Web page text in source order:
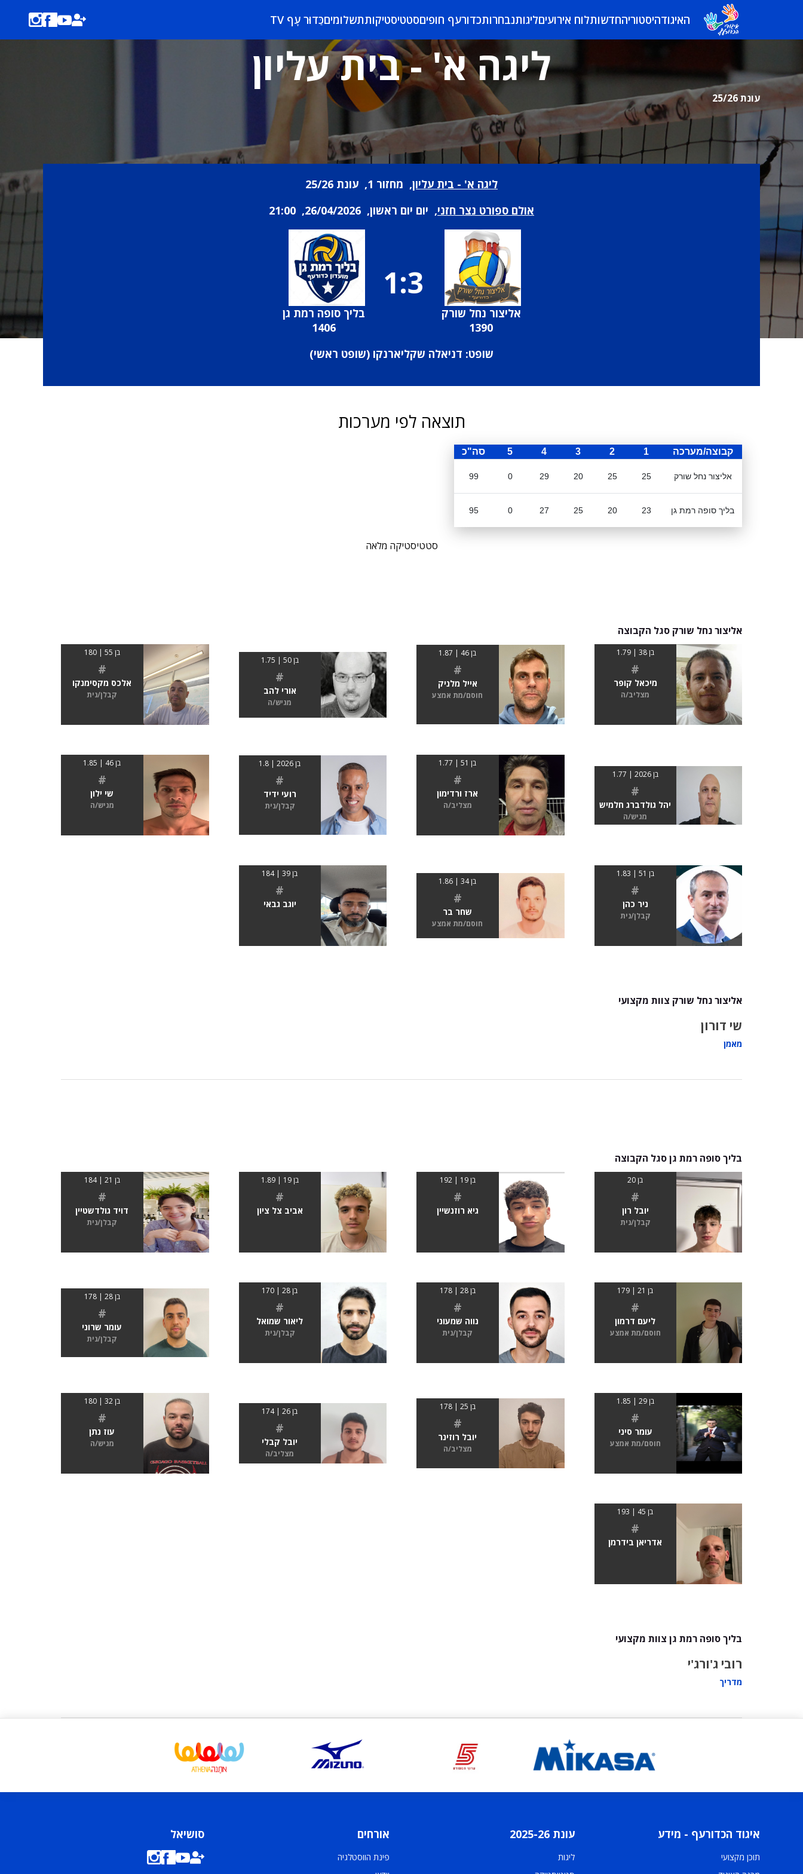
האיגודהיסטוריהחדשותלוח אירועיםליגותנבחרותכדורעף חופיםסטטיסטיקותתשלומיםכַּדוּר עָף TV
ליגה א' - בית עליון
עונת 25/26
ליגה א' - בית עליון, מחזור 1, עונת 25/26
אולם ספורט נצר חזני, יום יום ראשון, 26/04/2026, 21:00
אליצור נחל שורק
1390
1:3
בליך סופה רמת גן
1406
שופט: דניאלה שקליארנקו (שופט ראשי)
תוצאה לפי מערכות
קבוצה/מערכה 1
2
3
4
5 סה"כ
אליצור נחל שורק 25
25
20
29
0
99
בליך סופה רמת גן 23
20
25
27
0
95
סטטיסטיקה מלאה
אליצור נחל שורק סגל הקבוצה
בן 38 | 1.79
#
מיכאל קופר
מצליב/ה
בן 46 | 1.87
#
אייל מלניק
חוסם/מת אמצע
בן 50 | 1.75
#
אורי להב
מגיש/ה
בן 55 | 180
#
אלכס מקסימנקו
קבלן/נית
בן 2026 | 1.77
#
יהל גולדברג חלמיש
מגיש/ה
בן 51 | 1.77
#
ארז ורדימון
מצליב/ה
בן 2026 | 1.8
#
רועי ידיד
קבלן/נית
בן 46 | 1.85
#
שי ילון
מגיש/ה
בן 51 | 1.83
#
ניר כהן
קבלן/נית
בן 34 | 1.86
#
שחר בר
חוסם/מת אמצע
בן 39 | 184
#
יוגב גבאי
אליצור נחל שורק צוות מקצועי
שי דורון
מאמן
בליך סופה רמת גן סגל הקבוצה
בן 20
#
יובל רון
קבלן/נית
בן 19 | 192
#
גיא רוזנשיין
בן 19 | 1.89
#
אביב צל ציון
בן 21 | 184
#
דויד גולדשטיין
קבלן/נית
בן 21 | 179
#
ליעם דרמון
חוסם/מת אמצע
בן 28 | 178
#
נווה שמעוני
קבלן/נית
בן 28 | 170
#
ליאור שמואל
קבלן/נית
בן 28 | 178
#
עומר שרוני
קבלן/נית
בן 29 | 1.85
#
עומר סיני
חוסם/מת אמצע
בן 25 | 178
#
יובל רוזינר
מצליב/ה
בן 26 | 174
#
יובל קבלי
מצליב/ה
בן 32 | 180
#
עוז נתן
מגיש/ה
בן 45 | 193
#
אדריאן בידרמן
בליך סופה רמת גן צוות מקצועי
רובי ג'ורג'י
מדריך
איגוד הכדורעף - מידע
תוכן מקצועי
עונת 2025-26
ליגות
אורחים
פינת הווסטלגיה
סושיאל